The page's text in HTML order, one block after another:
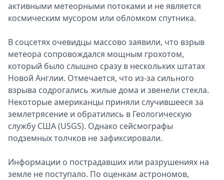
активными метеорными потоками и не является
космическим мусором или обломком спутника.
В соцсетях очевидцы массово заявили, что взрыв
метеора сопровождался мощным грохотом,
который было слышно сразу в нескольких штатах
Новой Англии. Отмечается, что из-за сильного
взрыва содрогались жилые дома и звенели стекла.
Некоторые американцы приняли случившееся за
землетрясение и обратились в Геологическую
службу США (USGS). Однако сейсмографы
подземных толчков не зафиксировали.
Информации о пострадавших или разрушениях на
земле не поступало. По оценкам астрономов,